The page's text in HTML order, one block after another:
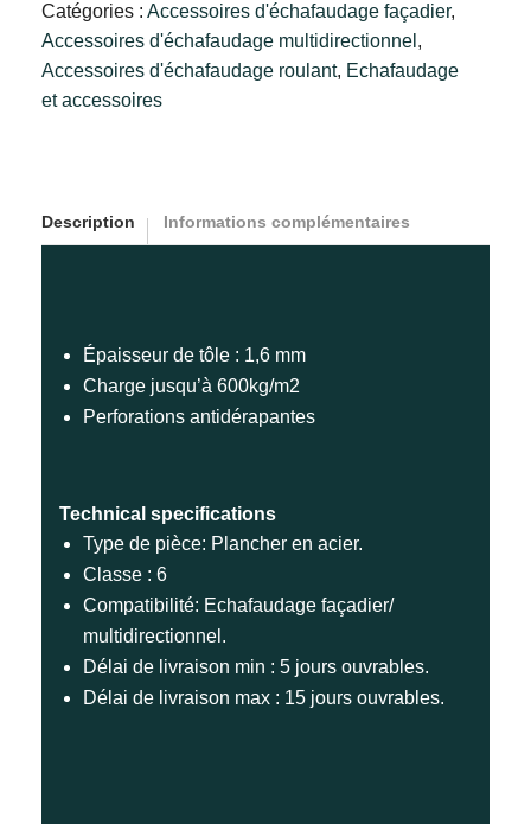
Catégories : Accessoires d'échafaudage façadier,
Accessoires d'échafaudage multidirectionnel ,
Accessoires d'échafaudage roulant, Echafaudage
et accessoires
Description Informations complémentaires
Épaisseur de tôle : 1,6 mm
Charge jusqu’à 600kg/m2
Perforations antidérapantes
Technical specifications
Type de pièce: Plancher en acier.
Classe : 6
Compatibilité: Echafaudage façadier/
multidirectionnel.
Délai de livraison min : 5 jours ouvrables.
Délai de livraison max : 15 jours ouvrables.